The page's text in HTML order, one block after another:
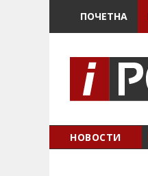
ПОЧЕТНА
НОВОСТИ